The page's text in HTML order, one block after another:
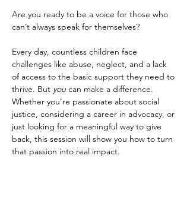
Are you ready to be a voice for those who
can’t always speak for themselves?
Every day, countless children face
challenges like abuse, neglect, and a lack
of access to the basic support they need to
thrive. But you can make a difference.
Whether you’re passionate about social
justice, considering a career in advocacy, or
just looking for a meaningful way to give
back, this session will show you how to turn
that passion into real impact.